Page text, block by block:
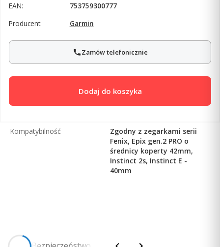
EAN:
753759300777
Producent:
Garmin
Zamów telefonicznie
Dodaj do koszyka
Kompatybilność
Zgodny z zegarkami serii
Fenix, Epix gen.2 PRO o
średnicy koperty 42mm,
Instinct 2s, Instinct E -
40mm